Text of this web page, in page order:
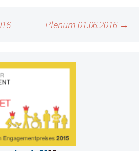
Plenum 01.06.2016 →